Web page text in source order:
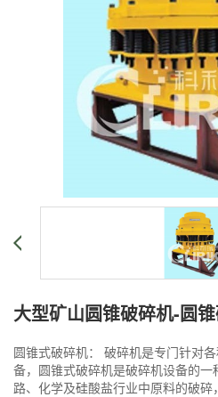
大型矿山圆锥破碎机-圆
圆锥式破碎机： 破碎机是专门针对
备，圆锥式破碎机是破碎机设备的
路、化学及硅酸盐行业中原料的破